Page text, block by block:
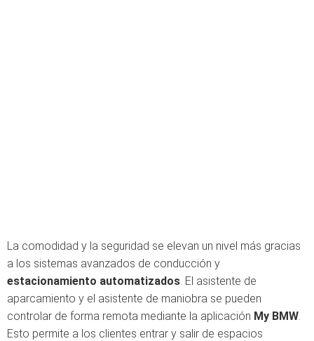
La comodidad y la seguridad se elevan un nivel más gracias
a los sistemas avanzados de conducción y
estacionamiento automatizados. El asistente de
aparcamiento y el asistente de maniobra se pueden
controlar de forma remota mediante la aplicación My BMW.
Esto permite a los clientes entrar y salir de espacios